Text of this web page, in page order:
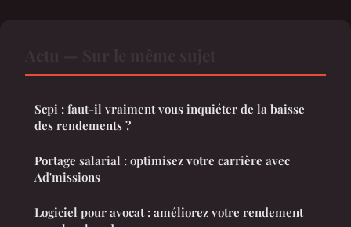
Scpi : faut-il vraiment vous inquiéter de la baisse
des rendements ?
Portage salarial : optimisez votre carrière avec
Ad'missions
Logiciel pour avocat : améliorez votre rendement